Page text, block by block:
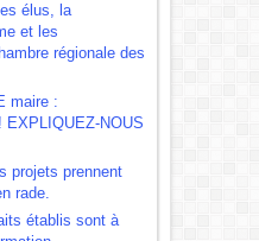
élus, la
et les
régionale des
maire :
EXPLIQUEZ-NOUS
projets prennent
rade.
établis sont à